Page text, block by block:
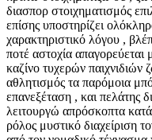
διασπορ στοιχηματισμός
επίσης υποστηρίζει
χαρακτηριστικό λόγου ,
ποτέ αστοχία
καζίνο τυχερών
αθλητισμός τα παρόμοια
επανεξέταση , και πελάτης
λειτουργώ απρόσκοπτα
ρόλος μυστικό διαχείριση